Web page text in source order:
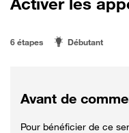
6 étapes Débutant
Avant de
Pour bénéficier de ce